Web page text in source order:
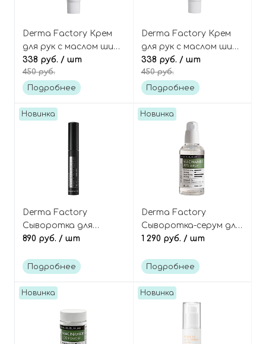
Derma Factory Крем
для рук с маслом ши
"Мускус", Shea Butter
10% Hand Cream Pure
Musk
338 руб. / шт
450 руб.
Подробнее
Derma Factory Крем
для рук с маслом ши
"Цветочный Сад", Shea
Butter 10% Hand Cream
Classy Garden
338 руб. / шт
450 руб.
Подробнее
Новинка
Derma Factory
Сыворотка для
роста ресниц с
Peptide Black Eyelash
890 руб. / шт
Подробнее
Новинка
Derma Factory
Сыворотка-серум для
лица с 20%
Niacinamide 20% Serum
1 290 руб. / шт
Подробнее
Новинка Новинка